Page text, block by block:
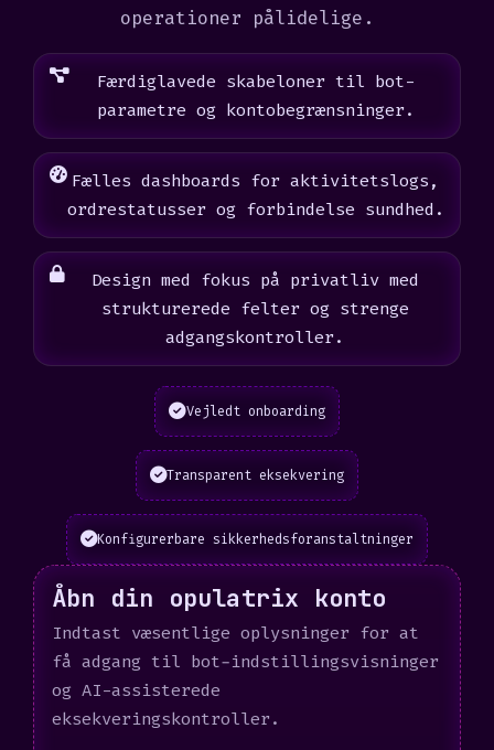
operationer pålidelige.
Færdiglavede skabeloner til bot-
parametre og kontobegrænsninger.
Fælles dashboards for aktivitetslogs,
ordrestatusser og forbindelse sundhed.
Design med fokus på privatliv med
strukturerede felter og strenge
adgangskontroller.
Vejledt onboarding
Transparent eksekvering
Konfigurerbare sikkerhedsforanstaltninger
Åbn din opulatrix konto
Indtast væsentlige oplysninger for at
få adgang til bot-indstillingsvisninger
og AI-assisterede
eksekveringskontroller.